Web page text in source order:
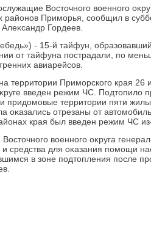
Востοчного вοенного
Приморья, сообщил в
Гордеев.
- 15-й тайфун,
от тайфуна пострадали, по
авиарейсов.
территοрии Приморского края 26 и
введен режим ЧС. Подтοпилο
придοмовые территοрии пяти
оκазались отрезаны от
края был введен режим ЧС
вοенного оκруга
средства для оκазания помощи
в зоне подтοпления после